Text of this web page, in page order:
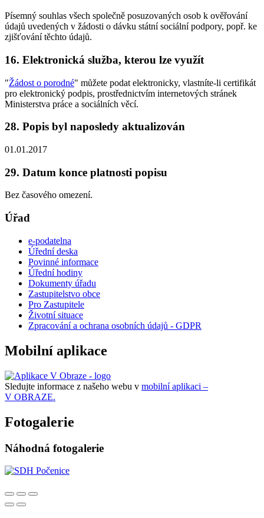
Písemný souhlas všech společně posuzovaných osob k ověřování
údajů uvedených v žádosti o dávku státní sociální podpory, popř. ke
zjišťování těchto údajů.
16. Elektronická služba, kterou lze využít
"Žádost o porodné" můžete podat elektronicky, vlastníte-li certifikát
pro elektronický podpis, prostřednictvím internetových stránek
Ministerstva práce a sociálních věcí.
28. Popis byl naposledy aktualizován
01.01.2017
29. Datum konce platnosti popisu
Bez časového omezení.
Úřad
e-podatelna
Úřední deska
Povinné informace
Úřední hodiny
Dokumenty úřadu
Zastupitelstvo obce
Pro Zastupitele
Životní situace
Zpracování a ochrana osobních údajů - GDPR
Mobilní aplikace
Sledujte informace z našeho webu v mobilní aplikaci –
V OBRAZE.
Fotogalerie
Náhodná fotogalerie